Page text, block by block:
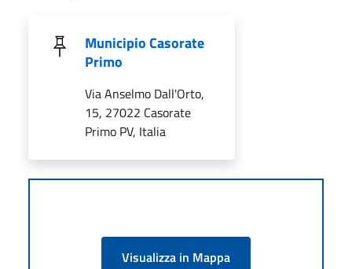
Municipio Casorate
Primo
Via Anselmo Dall'Orto,
15, 27022 Casorate
Primo PV, Italia
Visualizza in Mappa